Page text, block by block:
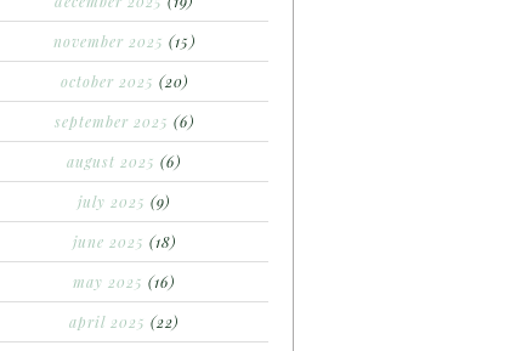
november 2025 (15)
october 2025 (20)
september 2025 (6)
august 2025 (6)
july 2025 (9)
june 2025 (18)
may 2025 (16)
april 2025 (22)